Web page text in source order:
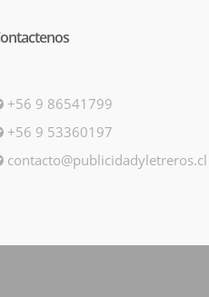
+56 9 86541799
+56 9 53360197
contacto@publicidadyletreros.cl